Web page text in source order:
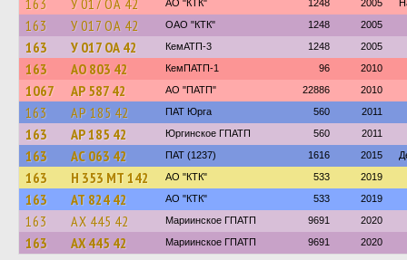
163 У 017 ОА 42 АО "КТК" 1248 2005
163 У 017 ОА 42 ОАО "КТК" 1248 2005
163 У 017 ОА 42 КемАТП-3 1248 2005
163 АО 803 42 КемПАТП-1 96 2010
1067 АР 587 42 АО "ПАТП" 22886 2010
163 АР 185 42 ПАТ Юрга 560 2011
163 АР 185 42 Юргинское ГПАТП 560 2011
163 АС 063 42 ПАТ (1237) 1616 2015
163 Н 353 МТ 142 АО "КТК" 533 2019
163 АТ 824 42 АО "КТК" 533 2019
163 АХ 445 42 Мариинское ГПАТП 9691 2020
163 АХ 445 42 Мариинское ГПАТП 9691 2020